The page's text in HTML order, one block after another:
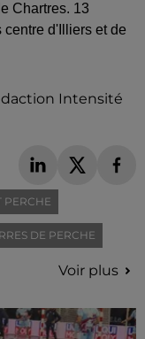
Chartres. 13
d'Illiers et de
Intensité
PERCHE
DE PERCHE
Voir plus